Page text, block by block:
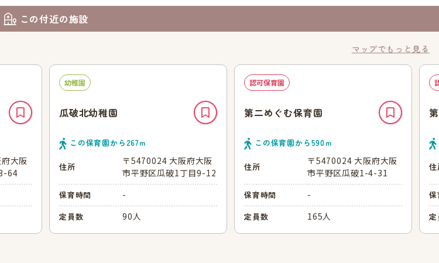
この付近の施設
マップでもっと見る
大阪
64
幼稚園
瓜破北幼稚園
この保育園から 267ｍ
住所
〒5470024 大阪府大阪
市平野区瓜破1丁目9-12
保育時間 -
定員数 90人
認可保育園
第二めぐむ保育園
この保育園から590ｍ
住所
〒5470024 大阪府大阪
市平野区瓜破1-4-31
保育時間 -
定員数 165人
住
保
定